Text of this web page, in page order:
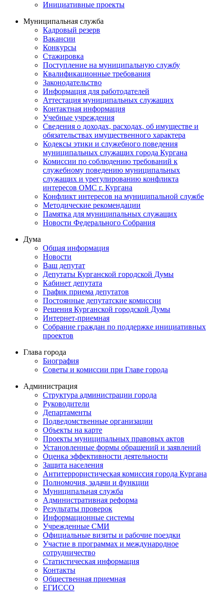
Инициативные проекты
Муниципальная служба
Кадровый резерв
Вакансии
Конкурсы
Стажировка
Поступление на муниципальную службу
Квалификационные требования
Законодательство
Информация для работодателей
Аттестация муниципальных служащих
Контактная информация
Учебные учреждения
Сведения о доходах, расходах, об имуществе и
обязательствах имущественного характера
Кодексы этики и служебного поведения
муниципальных служащих города Кургана
Комиссии по соблюдению требований к
служебному поведению муниципальных
служащих и урегулированию конфликта
интересов ОМС г. Кургана
Конфликт интересов на муниципальной службе
Методические рекомендации
Памятка для муниципальных служащих
Новости Федерального Cобрания
Дума
Общая информация
Новости
Ваш депутат
Депутаты Курганской городской Думы
Кабинет депутата
График приема депутатов
Постоянные депутатские комиссии
Решения Курганской городской Думы
Интернет-приемная
Собрание граждан по поддержке инициативных
проектов
Глава города
Биография
Советы и комиссии при Главе города
Администрация
Структура администрации города
Руководители
Департаменты
Подведомственные организации
Объекты на карте
Проекты муниципальных правовых актов
Установленные формы обращений и заявлений
Оценка эффективности деятельности
Защита населения
Антитеррористическая комиссия города Кургана
Полномочия, задачи и функции
Муниципальная служба
Административная реформа
Результаты проверок
Информационные системы
Учрежденные СМИ
Официальные визиты и рабочие поездки
Участие в программах и международное
сотрудничество
Статистическая информация
Контакты
Общественная приемная
ЕГИССО